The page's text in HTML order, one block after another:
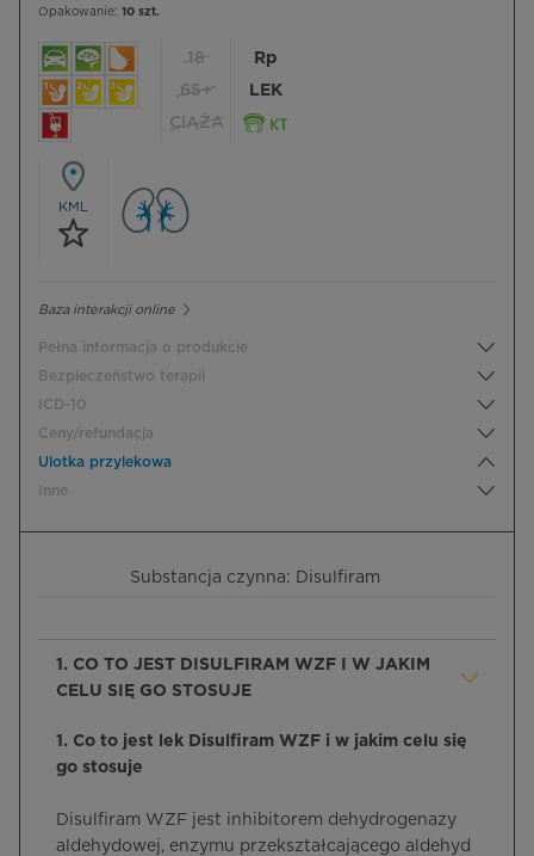
Opakowanie: 10 szt.
18
65+
CIĄŻA
Rp
LEK
KML
Baza interakcji online
Pełna informacja o produkcie
Bezpieczeństwo terapii
ICD-10
Ceny/refundacja
Ulotka przylekowa
Inne
Substancja czynna: Disulfiram
1. CO TO JEST DISULFIRAM WZF I W JAKIM
CELU SIĘ GO STOSUJE
1. Co to jest lek Disulfiram WZF i w jakim celu się
go stosuje
Disulfiram WZF jest inhibitorem dehydrogenazy
aldehydowej, enzymu przekształcającego aldehyd